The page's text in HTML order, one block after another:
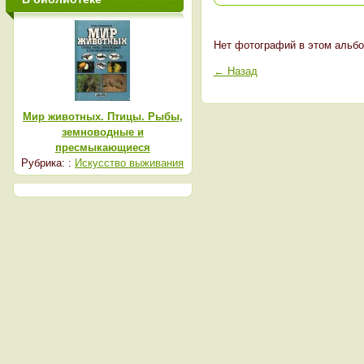
Нет фотографий в этом
← Назад
Мир животных. Птицы. Рыбы,
земноводные и
пресмыкающиеся
Рубрика: : Искусство выживания